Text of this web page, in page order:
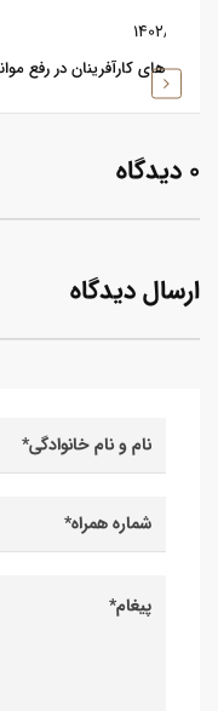
جهش تولید اثربخش است
0 دیدگاه
ارسال دیدگاه